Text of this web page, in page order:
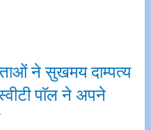
ने सुखमय दाम्पत्य
पाॅल ने अपने